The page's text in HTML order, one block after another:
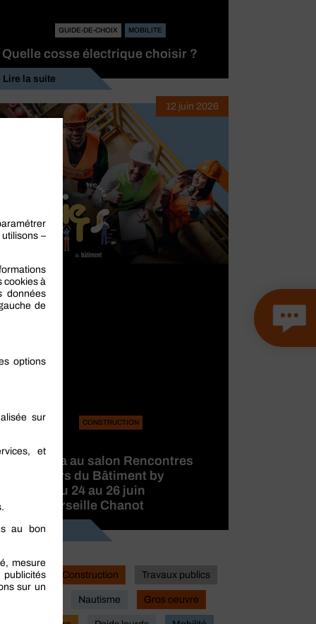
GUIDE-DE-CHOIX MOBILITE
Quelle cosse électrique choisir ?
Lire la suite
CONSTRUCTION
BERNER
participera au salon Rencontres
des Métiers du Bâtiment by
CAPEB, du 24 au 26 juin
2026 à Marseille Chanot
Lire la suite
12 juin 2026
Industrie Construction Travaux publics
Nautisme Gros oeuvre